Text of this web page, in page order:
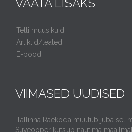
Telli muusikuid
Artiklid/teated
E-pood
VIIMASED UUDISED
Tallinna Raekoda muutub juba sel
Suveooper kutsub nautima